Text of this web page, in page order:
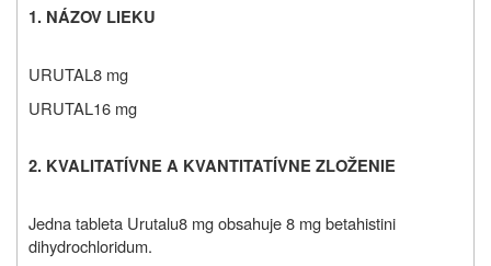
1. NÁZOV LIEKU
URUTAL8 mg
URUTAL16 mg
2. KVALITATÍVNE A KVANTITATÍVNE ZLOŽENIE
Jedna tableta Urutalu8 mg obsahuje 8 mg betahistini
dihydrochloridum.